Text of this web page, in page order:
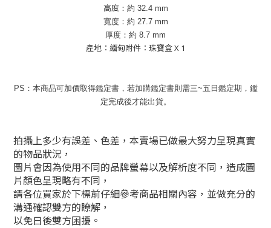
高度：約 32.4 mm
寬度：約 27.7 mm
厚度：約 8.7 mm
產地：緬甸附件：珠寶盒 X 1
PS：本商品可加價取得鑑定書，若加購鑑定書則需三~五日鑑定期，鑑
定完成後才能出貨。
拍攝上多少有誤差、色差，本賣場已做最大努力呈現真實
的物品狀況，
圖片會因為使用不同的品牌螢幕以及解析度不同，造成圖
片顏色呈現略有不同，
請各位買家於下標前仔細參考商品相關內容，並做充分的
溝通確認雙方的瞭解，
以免日後雙方困擾。